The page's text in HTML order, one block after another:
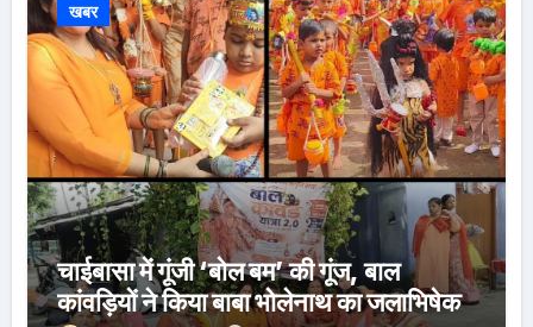
खबर
चाईबासा में गूंजी ‘बोल बम’ की गूंज, बाल
कांवड़ियों ने किया बाबा भोलेनाथ का जलाभिषेक